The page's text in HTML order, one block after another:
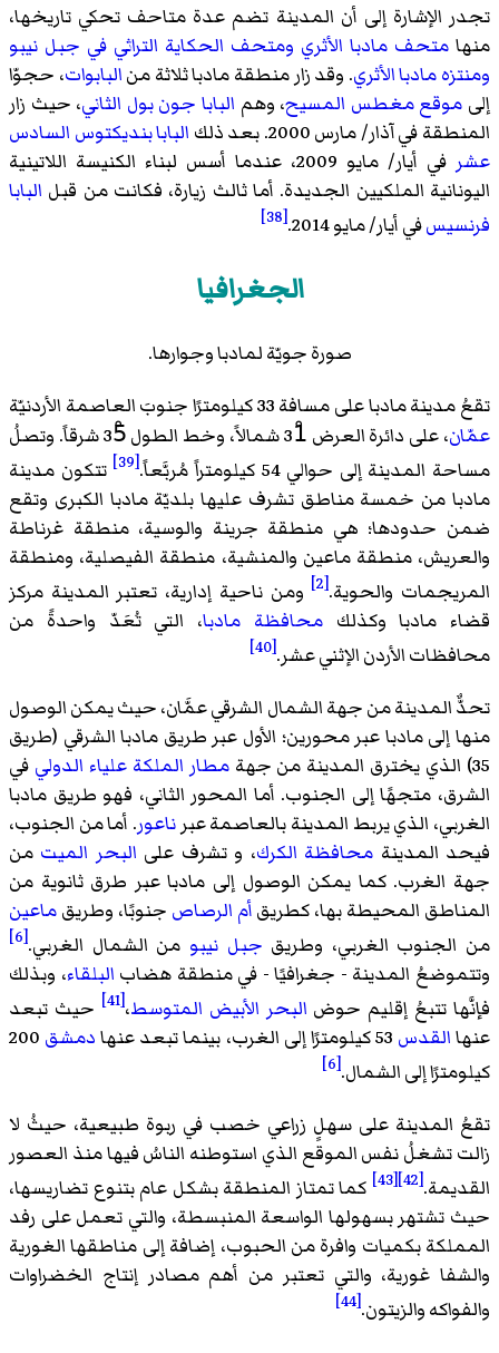
تجدر الإشارة إلى أن المدينة تضم عدة متاحف تحكي تاريخها،
منها متحف مادبا الأثري ومتحف الحكاية التراثي في جبل نيبو
ومنتزه مادبا الأثري. وقد زار منطقة مادبا ثلاثة منالبابوات، حجوّا
إلى موقع مغطس المسيح، وهم البابا جون بول الثاني، حيث زار
المنطقة في آذار/ مارس 2000. بعد ذلك
البابا بنديكتوس السادس
عشر
في أيار/ مايو 2009، عندما أسس لبناء الكنيسة اللاتينية
اليونانية الملكيين الجديدة. أما ثالث زيارة، فكانت من قبل البابا
فرنسيسفي أيار/ مايو 2014. [38]
الجغرافيا
صورة جويّة لمادبا وجوارها.
تقعُ مدينة مادبا على مسافة 33 كيلومترًا جنوبَ العاصمة الأردنيّة
عمّان
، على دائرة العرض 31ْ شمالاً، وخط الطول 35ْ شرقاً. وتصلُ
مساحة المدينة إلى حوالي 54 كيلومتراً مُربَّعاً.
[39]
تتكون مدينة
مادبا من خمسة مناطق تشرف عليها بلديّة مادبا الكبرى وتقع
ضمن حدودها؛ هي منطقة جرينة والوسية، منطقة غرناطة
والعريش، منطقة ماعين والمنشية، منطقة الفيصلية، ومنطقة
المريجمات والحوية.[2]
ومن ناحية إدارية، تعتبر المدينة مركز
قضاء مادبا وكذلكمحافظة مادبا، التي تُعَدّ واحدةً من
محافظات الأردن الإثني عشر.[40]
تحدٌّ المدينة من جهة الشمال الشرقي عمَّان، حيث يمكن الوصول
منها إلى مادبا عبر محورين؛ الأول عبر طريق مادبا الشرقي (طريق
35) الذي يخترق المدينة من جهة
مطار الملكة علياء الدولي في
الشرق، متجهًا إلى الجنوب. أما المحور الثاني، فهو طريق مادبا
الغربي، الذي يربط المدينة بالعاصمة عبر ناعور. أما من الجنوب،
فيحد المدينة محافظة الكرك، و تشرف على البحر الميت من
جهة الغرب. كما يمكن الوصول إلى مادبا عبر طرق ثانوية من
المناطق المحيطة بها، كطريقأم الرصاص جنوبًا، وطريقماعين
من الجنوب الغربي، وطريق جبل نيبو من الشمال الغربي.[6]
وتتموضعُ المدينة - جغرافيًا - في منطقة هضاب البلقاء، وبذلك
فإنَّها تتبعُ إقليم حوض البحر الأبيض المتوسط،[41]
حيث تبعد
عنهاالقدس دمشق 200
كيلومترًا إلى الشمال.[6]
تقعُ المدينة على سهلٍ زراعي خصب في ربوة طبيعية، حيثُ لا
زالت تشغلُ نفس الموقع الذي استوطنه الناسُ فيها منذ العصور
القديمة.[42]
[43]
كما تمتاز المنطقة بشكل عام بتنوع تضاريسها،
حيث تشتهر بسهولها الواسعة المنبسطة، والتي تعمل على رفد
المملكة بكميات وافرة من الحبوب، إضافة إلى مناطقها الغورية
والشفا غورية، والتي تعتبر من أهم مصادر إنتاج الخضراوات
والفواكه والزيتون.[44]